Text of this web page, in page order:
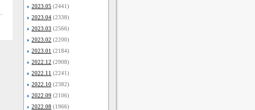
2023.05 (2441)
2023.04 (2338)
2023.03 (2566)
2023.02 (2200)
2023.01 (2184)
2022.12 (2908)
2022.11 (2241)
2022.10 (2382)
2022.09 (2106)
2022.08 (1966)